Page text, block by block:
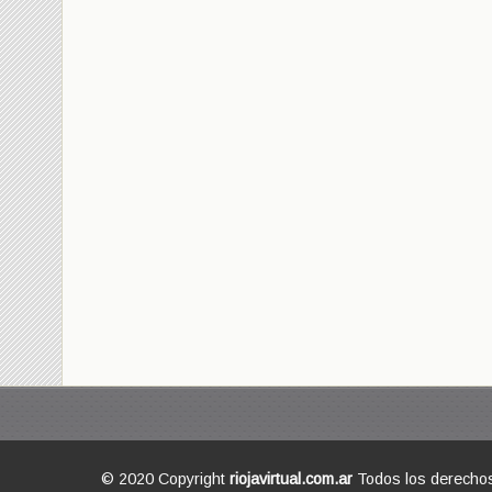
© 2020 Copyright riojavirtual.com.ar Todos los